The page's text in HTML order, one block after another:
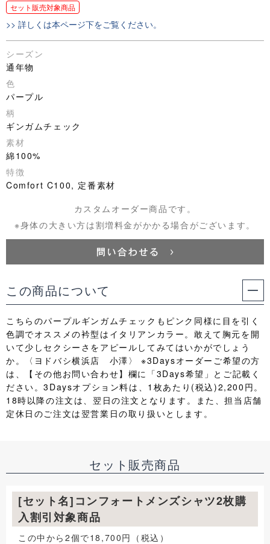
セット販売対象商品
>> 詳しくは本ページ下をご覧ください。
シーズン
通年物
色
パープル
柄
ギンガムチェック
素材
綿100%
特徴
Comfort C100, 定番素材
カスタムオーダー商品です。
※身体の大きい方は割増料金がかかる場合がございます。
この商品について
こちらのパープルギンガムチェックもピンク同様に目を引く
色調でオススメの衿型はイタリアンカラー。敢えて胸元を開
いて少しセクシーさをアピールしてみてはいかがでしょう
か。〈ヨドバシ横浜店 小澤〉 ※3Daysオーダーご希望の方
は、【その他お問い合わせ】欄に「3Days希望」とご記載く
ださい。3Daysオプション料は、1枚あたり(税込)2,200円。
18時以降の注文は、翌日の注文となります。また、担当店舗
定休日のご注文は翌営業日の取り扱いとします。
セット販売商品
[セット名]コンフォートメンズシャツ2枚購
入割引対象商品
この中から2個で18,700円（税込）